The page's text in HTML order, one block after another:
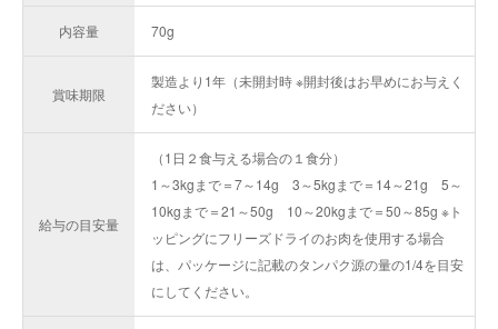
内容量 70g
賞味期限
製造より1年（未開封時 ※開封後はお早めにお与えく
ださい）
給与の目安量
（1日２食与える場合の１食分）
1～3kgまで＝7～14g 3～5kgまで＝14～21g 5～
10kgまで＝21～50g 10～20kgまで＝50～85g ※ト
ッピングにフリーズドライのお肉を使用する場合
は、パッケージに記載のタンパク源の量の1/4を目安
にしてください。